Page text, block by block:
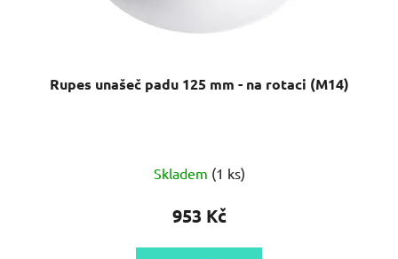
Rupes unašeč padu 125 mm - na rotaci (M14)
Skladem (1 ks)
953 Kč